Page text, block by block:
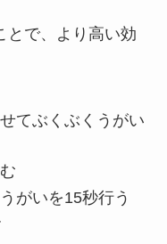
とで、より高い効
てぶくぶくうがい
がいを15秒行う